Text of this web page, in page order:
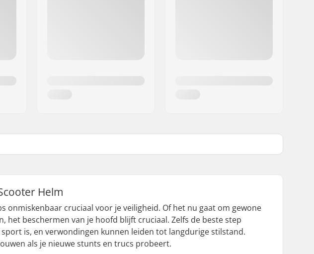
Helm
cruciaal voor je veiligheid. Of het nu gaat om gewone
beschermen van je hoofd blijft cruciaal. Zelfs de beste step
is, en verwondingen kunnen leiden tot langdurige stilstand.
als je nieuwe stunts en trucs probeert.